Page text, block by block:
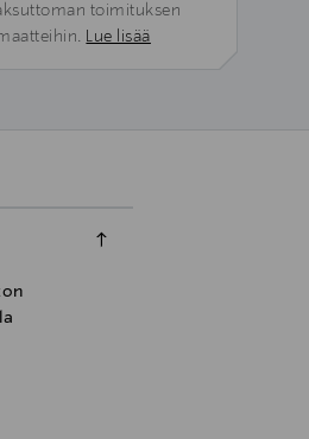
toimituksen
Lue lisää